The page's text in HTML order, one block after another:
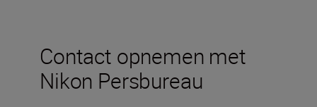
Contact opnemen met
Nikon Persbureau